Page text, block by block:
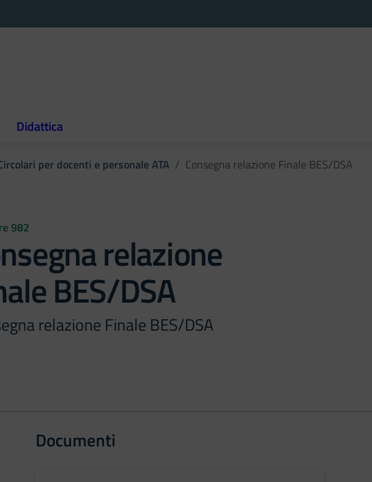
Didattica
per docenti e personale ATA Consegna relazione Finale BES/DSA
982
relazione
BES/DSA
relazione Finale BES/DSA
Documenti